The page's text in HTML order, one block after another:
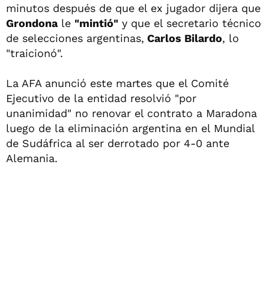
minutos después de que el ex jugador dijera que
Grondonale "mintió" y que el secretario técnico
de selecciones argentinas, Carlos Bilardo, lo
"traicionó".
La AFA anunció este martes que el Comité
Ejecutivo de la entidad resolvió "por
unanimidad" no renovar el contrato a Maradona
luego de la eliminación argentina en el Mundial
de Sudáfrica al ser derrotado por 4-0 ante
Alemania.